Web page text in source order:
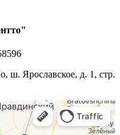
ш. Ярославское, д. 1, стр.